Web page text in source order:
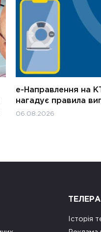
е-Направлення на
нагадує правила
06.08.2026
Історія